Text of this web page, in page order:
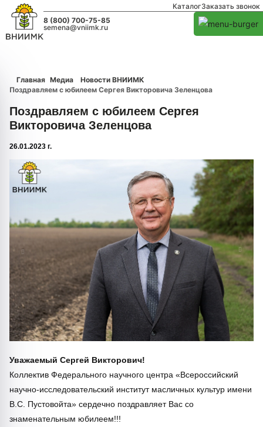
КаталогЗаказать звонок
8 (800) 700-75-85
semena@vniimk.ru
Главная Медиа
Новости ВНИИМК
Поздравляем с юбилеем Сергея Викторовича Зеленцова
Поздравляем с юбилеем Сергея
Викторовича Зеленцова
26.01.2023 г.
1/0
Уважаемый Сергей Викторович!
Коллектив Федерального научного центра «Всероссийский
научно-исследовательский институт масличных культур имени
В.С. Пустовойта» сердечно поздравляет Вас со
знаменательным юбилеем!!!